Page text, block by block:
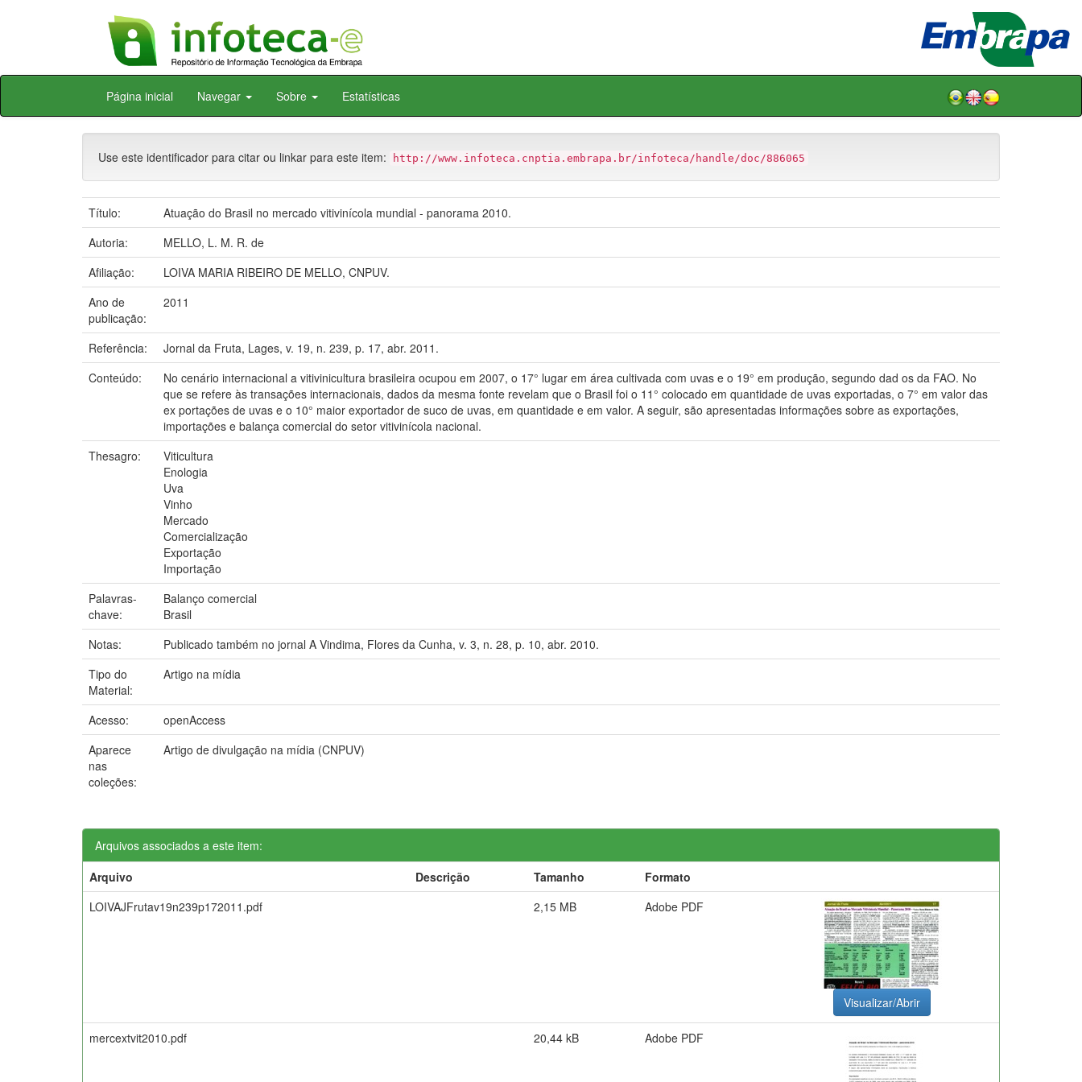
Skip
Página inicial Navegar Sobre Estatísticas
Use este identificador para citar ou linkar para este item: http://www.infoteca.cnptia.embrapa.br/infoteca/handle/doc/886065
Título:
Atuação do Brasil no mercado vitivinícola mundial - panorama 2010.
Autoria:
MELLO, L. M. R. de
Afiliação:
LOIVA MARIA RIBEIRO DE MELLO, CNPUV.
Ano de
publicação:
2011
Referência:
Jornal da Fruta, Lages, v. 19, n. 239, p. 17, abr. 2011.
Conteúdo:
No cenário internacional a vitivinicultura brasileira ocupou em 2007, o 17° lugar em área cultivada com uvas e o 19° em produção, segundo dad os da FAO. No
que se refere às transações internacionais, dados da mesma fonte revelam que o Brasil foi o 11° colocado em quantidade de uvas exportadas, o 7° em valor das
ex portações de uvas e o 10° maior exportador de suco de uvas, em quantidade e em valor. A seguir, são apresentadas informações sobre as exportações,
importações e balança comercial do setor vitivinícola nacional.
Thesagro:
Viticultura
Enologia
Uva
Vinho
Mercado
Comercialização
Exportação
Importação
Palavras-
chave:
Balanço comercial
Brasil
Notas:
Publicado também no jornal A Vindima, Flores da Cunha, v. 3, n. 28, p. 10, abr. 2010.
Tipo do
Material:
Artigo na mídia
Acesso:
openAccess
Aparece
nas
coleções:
Artigo de divulgação na mídia (CNPUV)
Arquivos associados a este item:
Arquivo
Descrição Tamanho
Formato
LOIVAJFrutav19n239p172011.pdf
2,15 MB Adobe PDF
Visualizar/Abrir
mercextvit2010.pdf 20,44 kB Adobe PDF